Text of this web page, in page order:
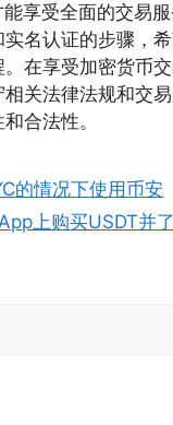
享受全面的交易
名认证的步骤，
在享受加密货币
关法律法规和交
合法性。
的情况下使用币安
上购买USDT并